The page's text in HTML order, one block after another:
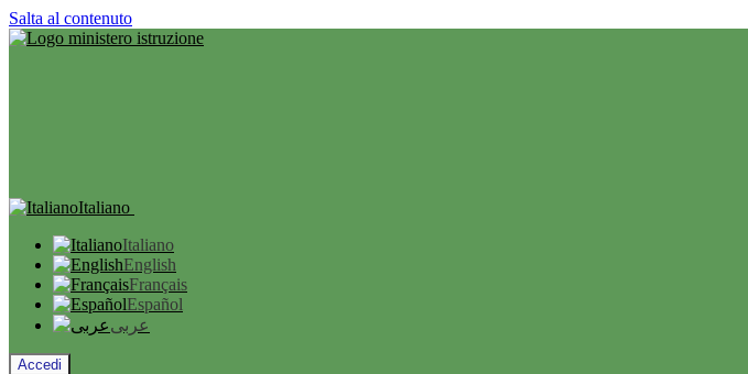
Salta al contenuto
Italiano
Italiano
English
Français
Español
عربى
Accedi